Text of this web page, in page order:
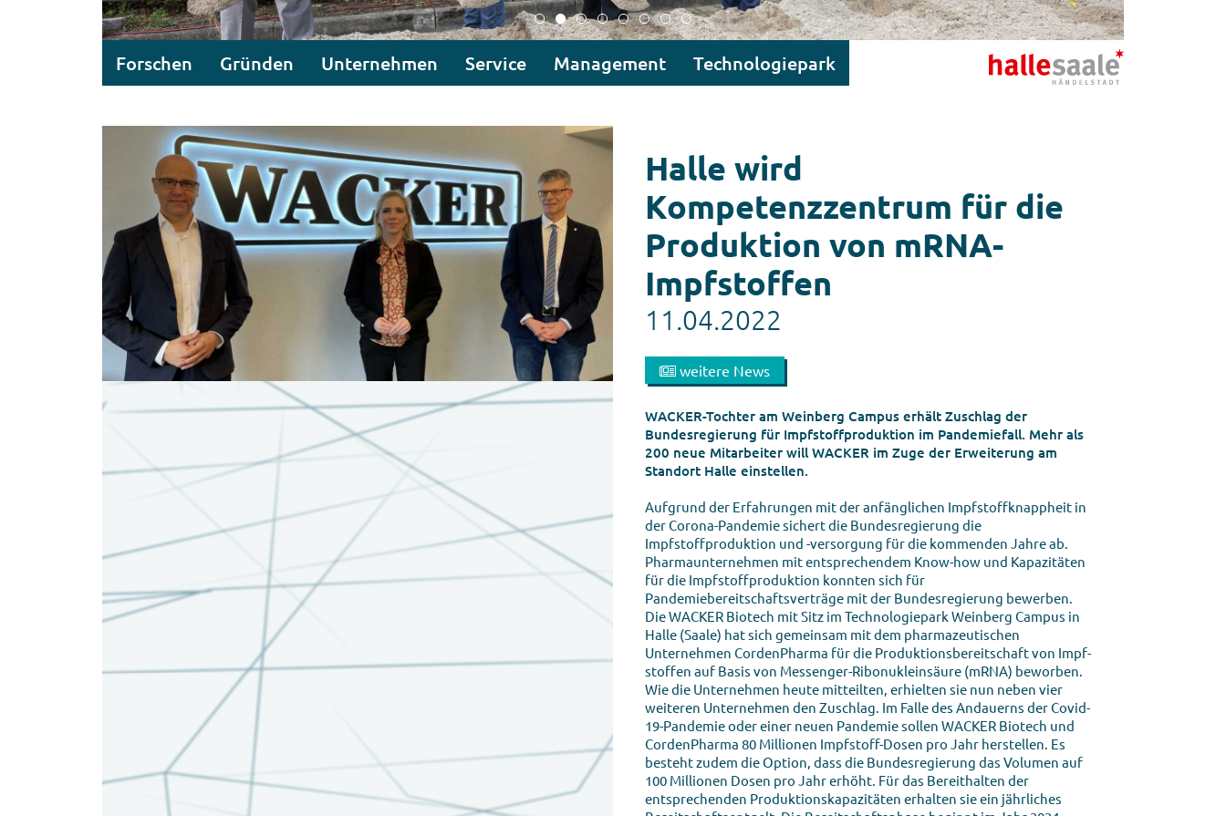
Forschen Gründen Unternehmen Service Management Technologiepark
Halle wird
Kompetenzzentrum für die
Produktion von mRNA-
Impfstoffen
11.04.2022
weitere News
WACKER-Tochter am Weinberg Campus erhält Zuschlag der
Bundesregierung für Impfstoffproduktion im Pandemiefall. Mehr als
200 neue Mitarbeiter will WACKER im Zuge der Erweiterung am
Standort Halle einstellen.
Aufgrund der Erfahrungen mit der anfänglichen Impfstoffknappheit in
der Corona-Pandemie sichert die Bundesregierung die
Impfstoffproduktion und -versorgung für die kommenden Jahre ab.
Pharmaunternehmen mit entsprechendem Know-how und Kapazitäten
für die Impfstoff­produktion konnten sich für
Pandemiebereitschaftsverträge mit der Bundesregierung bewerben.
Die WACKER Biotech mit Sitz im Technologiepark Weinberg Campus in
Halle (Saale) hat sich gemeinsam mit dem pharmazeutischen
Unternehmen CordenPharma für die Produktionsbereitschaft von Impf­
stoffen auf Basis von Messenger-Ribonukleinsäure (mRNA) bewor­ben.
Wie die Unternehmen heute mitteilten, erhielten sie nun neben vier
weiteren Unternehmen den Zuschlag. Im Falle des Andauerns der Covid-
19-Pandemie oder einer neuen Pandemie sollen WACKER Biotech und
CordenPharma 80 Millionen Impfstoff-Dosen pro Jahr herstellen. Es
besteht zudem die Option, dass die Bundesregierung das Volumen auf
100 Millionen Dosen pro Jahr erhöht. Für das Bereithalten der
entsprechenden Produktionskapazitäten erhalten sie ein jährliches